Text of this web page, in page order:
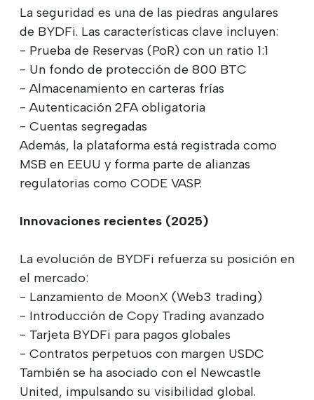
La seguridad es una de las piedras angulares
de BYDFi. Las características clave incluyen:
- Prueba de Reservas (PoR) con un ratio 1:1
- Un fondo de protección de 800 BTC
- Almacenamiento en carteras frías
- Autenticación 2FA obligatoria
- Cuentas segregadas
Además, la plataforma está registrada como
MSB en EEUU y forma parte de alianzas
regulatorias como CODE VASP.
Innovaciones recientes (2025)
La evolución de BYDFi refuerza su posición en
el mercado:
- Lanzamiento de MoonX (Web3 trading)
- Introducción de Copy Trading avanzado
- Tarjeta BYDFi para pagos globales
- Contratos perpetuos con margen USDC
También se ha asociado con el Newcastle
United, impulsando su visibilidad global.